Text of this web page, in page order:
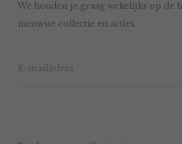
We houden je graag wekelijks op de
nieuwste collectie en acties.